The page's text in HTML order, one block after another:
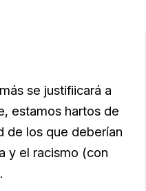
se justifiicará a
estamos hartos de
de los que deberían
y el racismo (con